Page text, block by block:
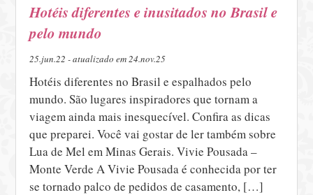
Hotéis diferentes e inusitados no Brasil e
pelo mundo
25.jun.22 - atualizado em 24.nov.25
Hotéis diferentes no Brasil e espalhados pelo
mundo. São lugares inspiradores que tornam a
viagem ainda mais inesquecível. Confira as dicas
que preparei. Você vai gostar de ler também sobre
Lua de Mel em Minas Gerais. Vivie Pousada –
Monte Verde A Vivie Pousada é conhecida por ter
se tornado palco de pedidos de casamento, […]